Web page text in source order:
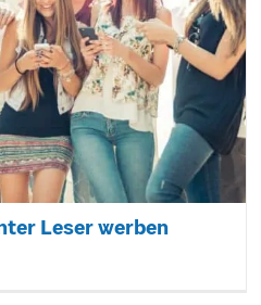
Leser werben